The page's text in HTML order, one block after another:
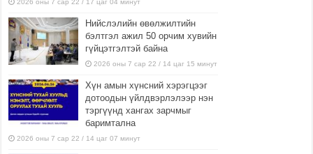
2026 оны 7 сар 22 / 17 цаг 04 минут
Нийслэлийн өвөлжилтийн
бэлтгэл ажил 50 орчим хувийн
гүйцэтгэлтэй байна
2026 оны 7 сар 22 / 14 цаг 15 минут
Хүн амын хүнсний хэрэгцээг
дотоодын үйлдвэрлэлээр нэн
тэргүүнд хангах зарчмыг
баримтална
2026 оны 7 сар 22 / 14 цаг 07 минут